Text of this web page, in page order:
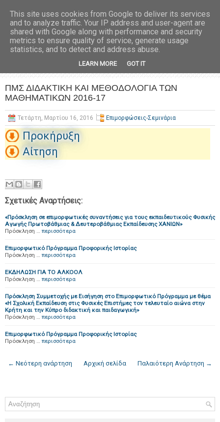
ΠΜΣ ΔΙΔΑΚΤΙΚΗ ΚΑΙ ΜΕΘΟΔΟΛΟΓΙΑ ΤΩΝ
ΜΑΘΗΜΑΤΙΚΩΝ 2016-17
Τετάρτη, Μαρτίου 16, 2016 Επιμορφώσεις-Σεμινάρια
Προκήρυξη
Αίτηση
Σχετικές Αναρτήσεις:
«Πρόσκληση σε επιμορφωτικές συναντήσεις για τους εκπαιδευτικούς Φυσικής
Αγωγής Πρωτοβάθμιας & Δευτεροβάθμιας Εκπαίδευσης ΧΑΝΙΩΝ»
Πρόσκληση … περισσότερα
Επιμορφωτικό Πρόγραμμα Προφορικής Ιστορίας
Πρόσκληση … περισσότερα
ΕΚΔΗΛΩΣΗ ΓΙΑ ΤΟ ΑΛΚΟΟΛ
Πρόσκληση … περισσότερα
Πρόσκληση Συμμετοχής με Εισήγηση στο Επιμορφωτικό Πρόγραμμα με θέμα
«Η Σχολική Εκπαίδευση στις Φυσικές Επιστήμες τον τελευταίο αιώνα στην
Κρήτη και την Κύπρο διδακτική και παιδαγωγική»
Πρόσκληση … περισσότερα
Επιμορφωτικό Πρόγραμμα Προφορικής Ιστορίας
Πρόσκληση … περισσότερα
← Νεότερη ανάρτηση Παλαιότερη Ανάρτηση →
Αρχική σελίδα
This site uses cookies from Google to deliver its services
and to analyze traffic. Your IP address and user-agent are
shared with Google along with performance and security
metrics to ensure quality of service, generate usage
statistics, and to detect and address abuse.
LEARN MORE GOT IT